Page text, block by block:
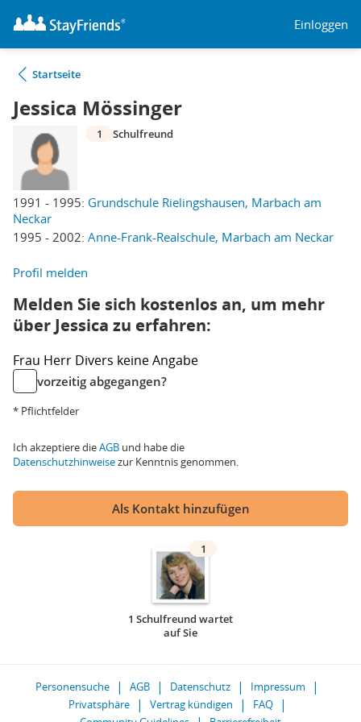
Einloggen
Startseite
Jessica Mössinger
1991 - 1995: Grundschule Rielingshausen, Marbach am
Neckar
1995 - 2002: Anne-Frank-Realschule, Marbach am Neckar
1 Schulfreund
Profil melden
Melden Sie sich kostenlos an, um mehr
über Jessica zu erfahren:
Frau Herr Divers keine Angabe
vorzeitig abgegangen?
* Pflichtfelder
Ich akzeptiere dieAGB und habe die
Datenschutzhinweisezur Kenntnis genommen.
Als Kontakt hinzufügen
1
1 Schulfreund wartet
auf Sie
Personensuche AGB Datenschutz
Impressum
Privatsphäre
Vertrag kündigen
FAQ